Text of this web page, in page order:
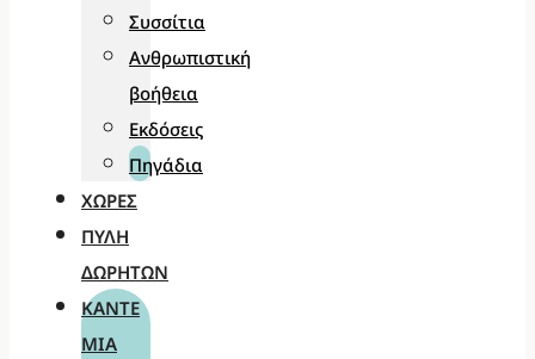
Συσσίτια
Ανθρωπιστική
βοήθεια
Εκδόσεις
Πηγάδια
ΧΏΡΕΣ
ΠΎΛΗ
ΔΩΡΗΤΏΝ
ΚΆΝΤΕ
ΜΊΑ